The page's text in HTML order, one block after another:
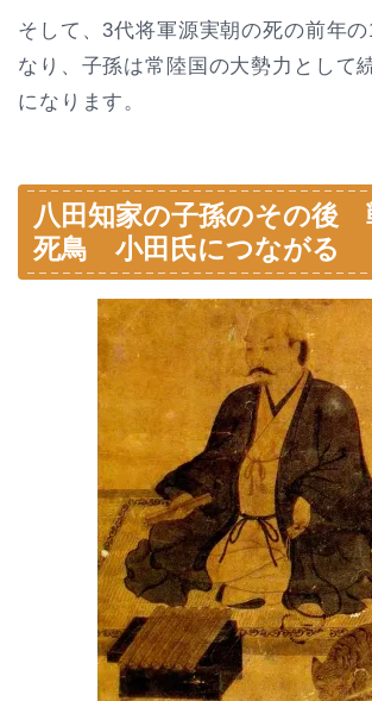
そして、3代将軍源実朝の死の前年の
なり、子孫は常陸国の大勢力として
になります。
八田知家の子孫のその後
死鳥 小田氏につながる